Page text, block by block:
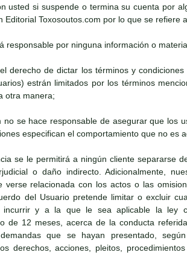
usted si suspende o termina su cuenta por
Editorial Toxosoutos.com por lo que se refiere
responsable por ninguna información o
derecho de dictar los términos y
estrán limitados por los términos
otra manera;
no se hace responsable de asegurar que los
especifican el comportamiento que no es
se le permitirá a ningún cliente separarse
o daño indirecto. Adicionalmente,
verse relacionada con los actos o las
del Usuario pretende limitar o excluir
incurrir y a la que le sea aplicable la ley
de 12 meses, acerca de la conducta
que se hayan presentado,
derechos, acciones, pleitos,